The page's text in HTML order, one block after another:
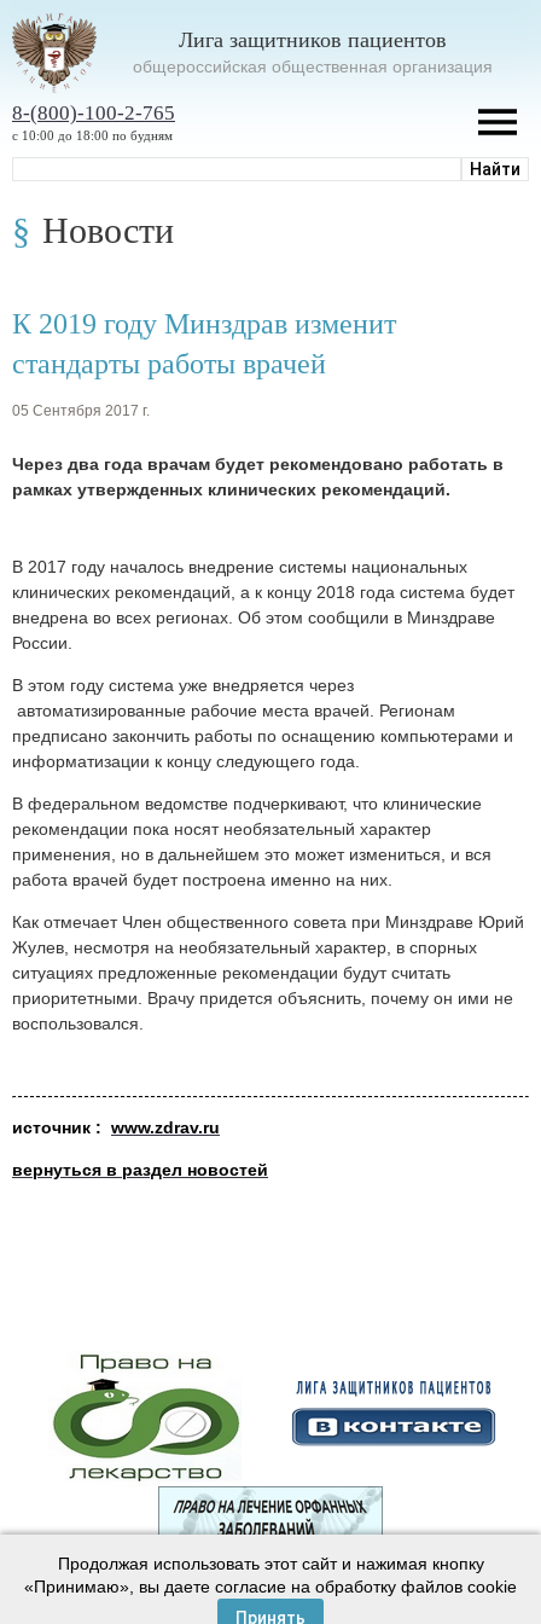
Лига защитников пациентов
oбщероссийская общественная организация
8-(800)-100-2-765
с 10:00 до 18:00 по будням
Новости
К 2019 году Минздрав изменит
стандарты работы врачей
05 Сентября 2017 г.
Через два года врачам будет рекомендовано работать в
рамках утвержденных клинических рекомендаций.
В 2017 году началось внедрение системы национальных
клинических рекомендаций, а к концу 2018 года система будет
внедрена во всех регионах. Об этом сообщили в Минздраве
России.
В этом году система уже внедряется через
автоматизированные рабочие места врачей. Регионам
предписано закончить работы по оснащению компьютерами и
информатизации к концу следующего года.
В федеральном ведомстве подчеркивают, что клинические
рекомендации пока носят необязательный характер
применения, но в дальнейшем это может измениться, и вся
работа врачей будет построена именно на них.
Как отмечает Член общественного совета при Минздраве Юрий
Жулев, несмотря на необязательный характер, в спорных
ситуациях предложенные рекомендации будут считать
приоритетными. Врачу придется объяснить, почему он ими не
воспользовался.
источник : www.zdrav.ru
вернуться в раздел новостей
© 2003—2024 Лига защитников пациентов
Создание сайта — Интернет-студияМайер
Продолжая использовать этот сайт и нажимая кнопку
«Принимаю», вы даете согласие на обработку файлов cookie
Принять